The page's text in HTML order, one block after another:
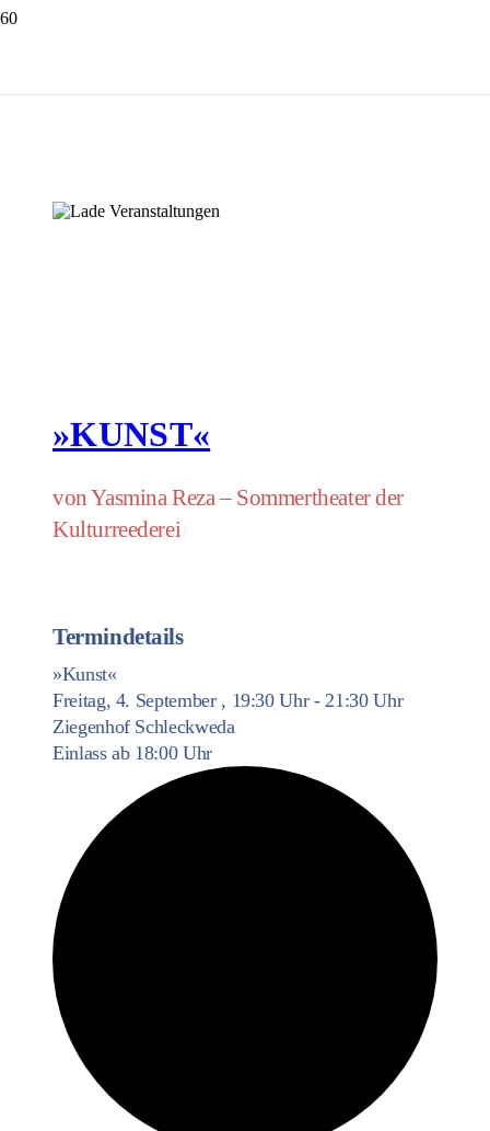
»KUNST«
von Yasmina Reza – Sommertheater der
Kulturreederei
Termindetails
»Kunst«
Freitag, 4. September , 19:30 Uhr - 21:30 Uhr
Ziegenhof Schleckweda
Einlass ab 18:00 Uhr